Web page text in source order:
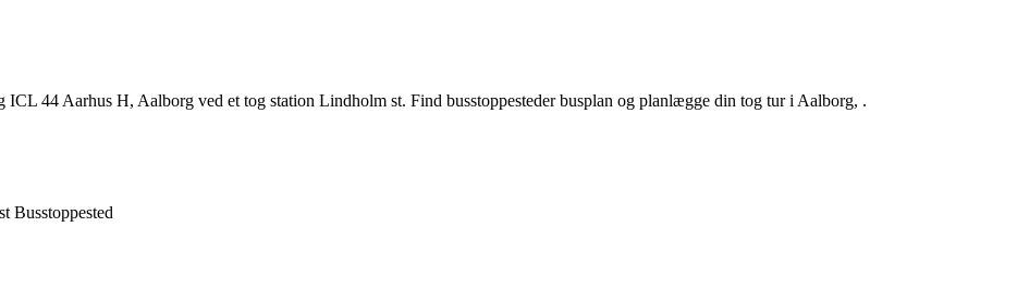
44 Aarhus H, Aalborg ved et tog station Lindholm st. Find busstoppesteder busplan og planlægge din tog tur i Aalborg, .
Busstoppested